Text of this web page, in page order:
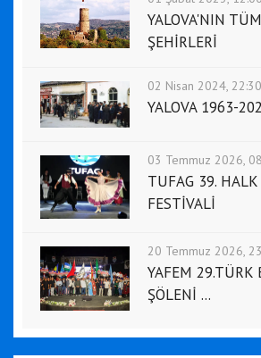
YALOVA'NIN
ŞEHİRLERİ
02 Nisan 2024, 22:30
YALOVA 1963-
03 Temmuz 2026,
TUFAG 39.
FESTİVALİ
20 Temmuz 2026,
YAFEM 29.TÜRK
ŞÖLENİ ...